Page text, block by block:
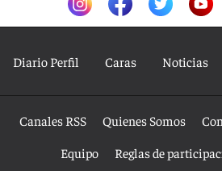
Diario Perfil Caras Noticias
Canales RSS Quienes Somos
Equipo
Reglas de